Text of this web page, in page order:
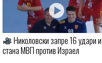
Николовски запре 16 удари и
стана МВП против Израел